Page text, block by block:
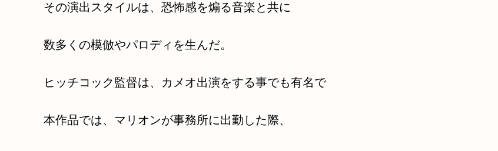
その演出スタイルは、恐怖感を煽る音楽と共に
数多くの模倣やパロディを生んだ。
ヒッチコック監督は、カメオ出演をする事でも有名で
本作品では、マリオンが事務所に出勤した際、